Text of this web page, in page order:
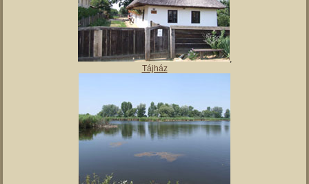
Kiskastély – Vaja szálláshely